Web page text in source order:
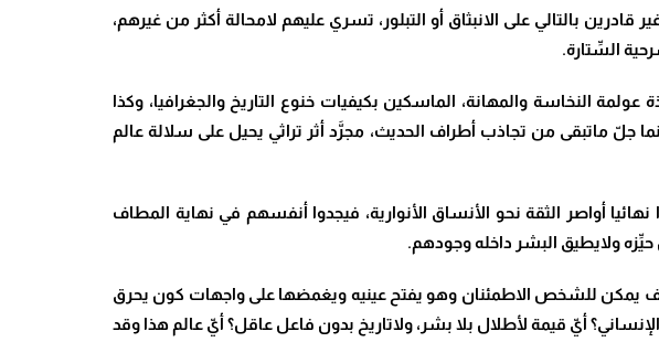
بالتالي على الانبثاق أو التبلور، تسري عليهم لامحالة أكثر من غيرهم،
السِّتارة.
النخاسة والمهانة، الماسكين بكيفيات خنوع التاريخ والجغرافيا، وكذا
جلّ ماتبقى من تجاذب أطراف الحديث، مجرَّد أثر تراثي يحيل على سلالة عالم
نهائيا أواصر الثقة نحو الأنساق الأنوارية، فيجدوا أنفسهم في نهاية المطاف
حيِّزه ولايطيق البشر داخله وجودهم.
كيف يمكن للشخص الاطمئنان وهو يفتح عينيه ويغمضها على واجهات كون يحرق
أيّ قيمة لأطلال بلا بشر، ولاتاريخ بدون فاعل عاقل؟ أيّ عالم هذا وقد